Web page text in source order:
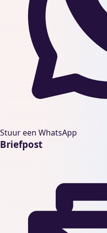
Stuur een WhatsApp
Briefpost